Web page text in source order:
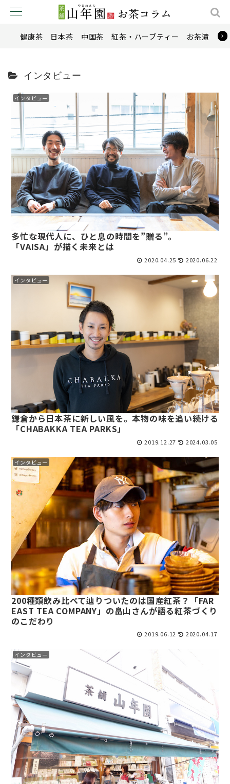
健康茶 日本茶 中国茶 紅茶・ハーブティー お茶漬け
インタビュー
インタビュー
多忙な現代人に、ひと息の時間を”贈る”。
「VAISA」が描く未来とは
2020.04.25 2020.06.22
インタビュー
鎌倉から日本茶に新しい風を。本物の味を追い続ける
「CHABAKKA TEA PARKS」
2019.12.27 2024.03.05
インタビュー
200種類飲み比べて辿りついたのは国産紅茶？「FAR
EAST TEA COMPANY」の畠山さんが語る紅茶づくり
のこだわり
2019.06.12 2020.04.17
インタビュー